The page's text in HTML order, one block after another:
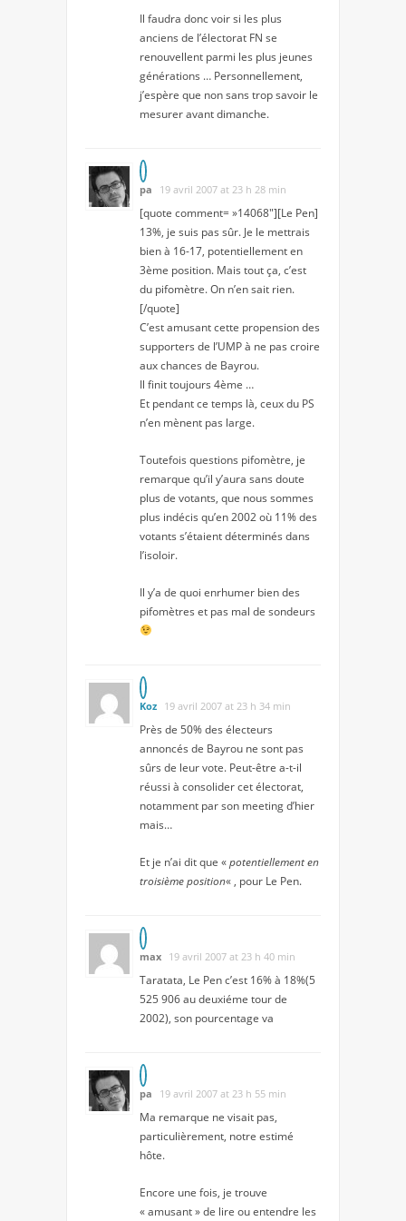
Il faudra donc voir si les plus
anciens de l’électorat FN se
renouvellent parmi les plus jeunes
générations … Personnellement,
j’espère que non sans trop savoir le
mesurer avant dimanche.
pa 19 avril 2007 at 23 h 28 min
[quote comment= »14068″][Le Pen]
13%, je suis pas sûr. Je le mettrais
bien à 16-17, potentiellement en
3ème position. Mais tout ça, c’est
du pifomètre. On n’en sait rien.
[/quote]
C’est amusant cette propension des
supporters de l’UMP à ne pas croire
aux chances de Bayrou.
Il finit toujours 4ème …
Et pendant ce temps là, ceux du PS
n’en mènent pas large.
Toutefois questions pifomètre, je
remarque qu’il y’aura sans doute
plus de votants, que nous sommes
plus indécis qu’en 2002 où 11% des
votants s’étaient déterminés dans
l’isoloir.
Il y’a de quoi enrhumer bien des
pifomètres et pas mal de sondeurs
Koz 19 avril 2007 at 23 h 34 min
Près de 50% des électeurs
annoncés de Bayrou ne sont pas
sûrs de leur vote. Peut-être a-t-il
réussi à consolider cet électorat,
notamment par son meeting d’hier
mais…
Et je n’ai dit que «potentiellement en
troisième position« , pour Le Pen.
max 19 avril 2007 at 23 h 40 min
Taratata, Le Pen c’est 16% à 18%(5
525 906 au deuxiéme tour de
2002), son pourcentage va
pa 19 avril 2007 at 23 h 55 min
Ma remarque ne visait pas,
particulièrement, notre estimé
hôte.
Encore une fois, je trouve
« amusant » de lire ou entendre les